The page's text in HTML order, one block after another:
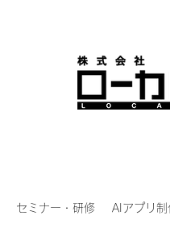
セミナー・研修 AIアプリ制